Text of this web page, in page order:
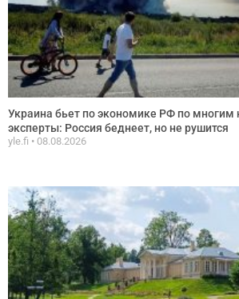
Украина бьет по экономике РФ по многим
эксперты: Россия беднеет, но не рушится
yle.fi 08.08.2026